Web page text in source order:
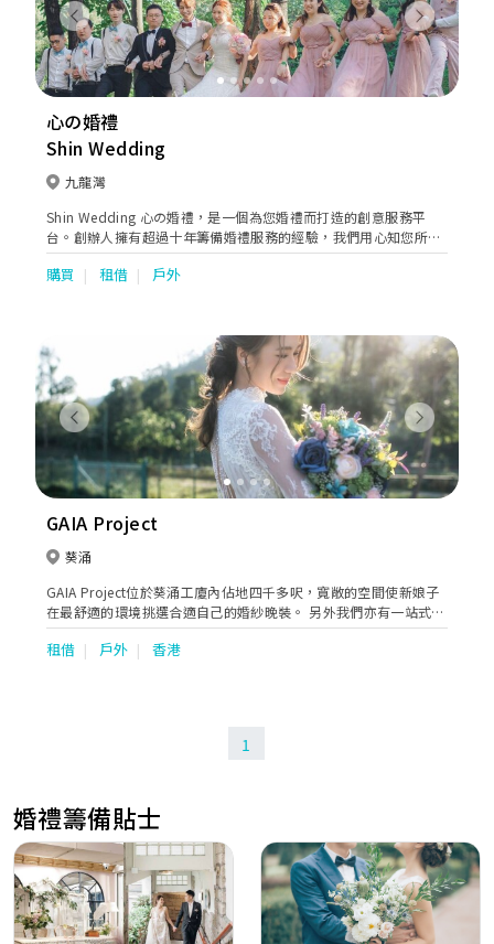
Previous Next
心の婚禮
Shin Wedding
九龍灣
Shin Wedding 心の婚禮，是一個為您婚禮而打造的創意服務平
台。創辦人擁有超過十年籌備婚禮服務的經驗，我們用心知您所
想，除了提供專業意見外，更為您搜索婚禮需要的每一個細節，務
求令每一對準新人可選擇到最合適和貼身的婚禮服務。
購買 租借 戶外
Previous Next
GAIA Project
葵涌
GAIA Project位於葵涌工廈內佔地四千多呎，寬敞的空間使新娘子
在最舒適的環境挑選合適自己的婚紗晚裝。 另外我們亦有一站式婚
禮服務包括攝影、化妝 、男士禮服訂製、紅酒批發等等，為新人打
造完滿的婚禮體驗。
租借 戶外 香港
1
婚禮籌備貼士